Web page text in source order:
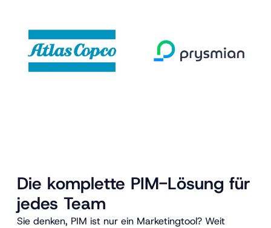
Die komplette PIM-Lösung für
jedes Team
Sie denken, PIM ist nur ein Marketingtool? Weit